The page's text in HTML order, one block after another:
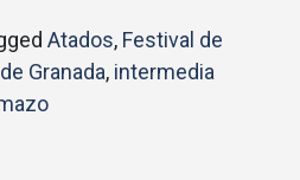
Atados, Festival de
Granada, intermedia